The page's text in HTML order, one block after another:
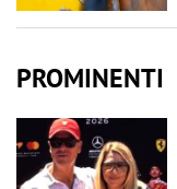
PROMINENTI